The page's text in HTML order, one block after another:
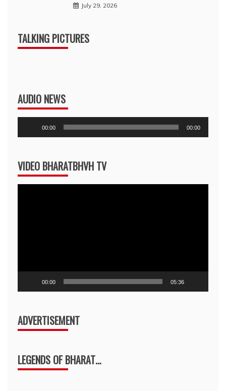
July 29, 2026
TALKING PICTURES
AUDIO NEWS
Player
00:00 00:00
VIDEO BHARATBHVH TV
00:00 05:36
ADVERTISEMENT
LEGENDS OF BHARAT…